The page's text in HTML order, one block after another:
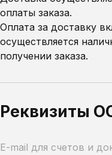
оплаты заказа.
Оплата за доставку
осуществляется
получении заказа.
Реквизиты
E-mail для счетов и